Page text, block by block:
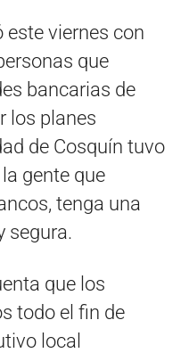
este viernes con
que
bancarias de
los planes
de Cosquín tuvo
gente que
tenga una
segura.
que los
todo el fin de
local